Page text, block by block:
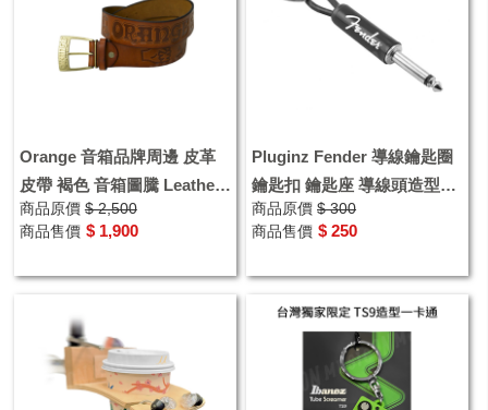
Orange 音箱品牌周邊 皮革
皮帶 褐色 音箱圖騰 Leather
Belt 吉他手禮物
商品原價 $ 2,500
商品售價 $ 1,900
Pluginz Fender 導線鑰匙圈
鑰匙扣 鑰匙座 導線頭造型鑰
匙圈 Fender正版經典音箱鑰
匙圈
商品原價 $ 300
商品售價 $ 250